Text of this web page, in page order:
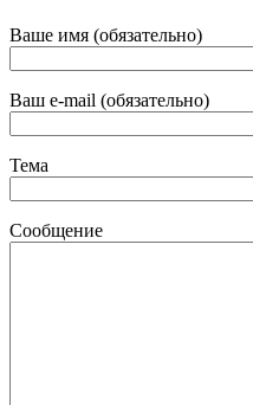
Ваше имя (обязательно)
Ваш e-mail (обязательно)
Тема
Сообщение